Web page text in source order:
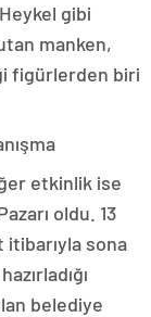
gibi
manken,
figürlerden biri
etkinlik ise
oldu. 13
itibarıyla sona
belediye